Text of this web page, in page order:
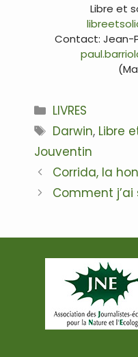
Libre et
Contact: Jean-
Catégories
LIVRES
Étiquettes
Darwin, Libre
Jouventin
Navigation
des
Corrida, la
Comment